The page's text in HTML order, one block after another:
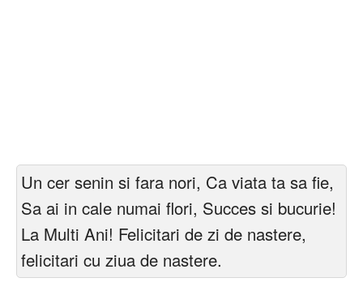
Un cer senin si fara nori, Ca viata ta sa fie,
Sa ai in cale numai flori, Succes si bucurie!
La Multi Ani! Felicitari de zi de nastere,
felicitari cu ziua de nastere.